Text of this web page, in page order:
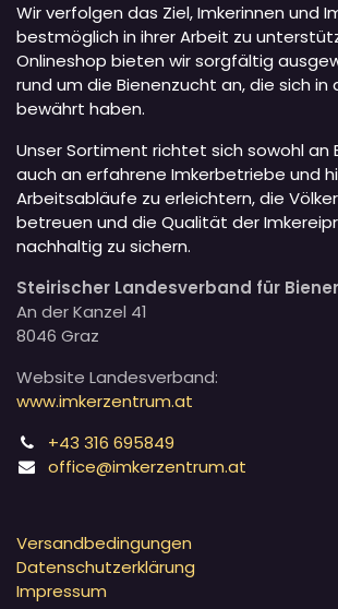
Wir verfolgen das Ziel, Imkerinnen und
bestmöglich in ihrer Arbeit zu
Onlineshop bieten wir sorgfältig
rund um die Bienenzucht an, die sich in
bewährt haben.
Unser Sortiment richtet sich sowohl an
auch an erfahrene Imkerbetriebe und
Arbeitsabläufe zu erleichtern, die
betreuen und die Qualität der
nachhaltig zu sichern.
Steirischer Landesverband für
An der Kanzel 41
8046 Graz
Website Landesverband:
www.imkerzentrum.at
+43 316 695849
office@imkerzentrum.at
Versandbedingungen
Datenschutzerklärung
Impressum